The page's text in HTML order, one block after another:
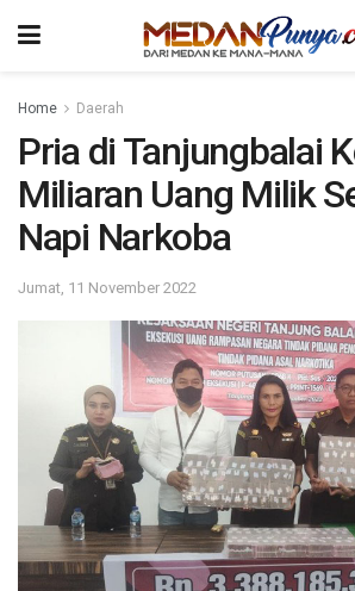
Home Daerah
Pria di Tanjungbalai
Miliaran Uang Milik
Napi Narkoba
Jumat, 11 November 2022